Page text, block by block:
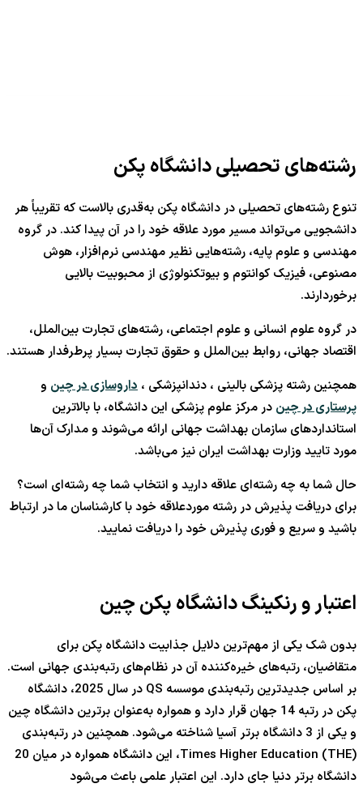
رشته‌های تحصیلی دانشگاه پکن
تنوع رشته‌های تحصیلی در دانشگاه پکن به‌قدری بالاست که تقریباً هر
دانشجویی می‌تواند مسیر مورد علاقه خود را در آن پیدا کند. در گروه
مهندسی و علوم پایه، رشته‌هایی نظیر مهندسی نرم‌افزار، هوش
مصنوعی، فیزیک کوانتوم و بیوتکنولوژی از محبوبیت بالایی
برخوردارند.
در گروه علوم انسانی و علوم اجتماعی، رشته‌های تجارت بین‌الملل،
اقتصاد جهانی، روابط بین‌الملل و حقوق تجارت بسیار پرطرفدار هستند.
همچنین رشته پزشکی بالینی ، دندانپزشکی ، داروسازی در چین و
پرستاری در چین در مرکز علوم پزشکی این دانشگاه، با بالاترین
استانداردهای سازمان بهداشت جهانی ارائه می‌شوند و مدارک آن‌ها
مورد تایید وزارت بهداشت ایران نیز می‌باشد.
حال شما به چه رشته‌ای علاقه دارید و انتخاب شما چه رشته‌ای است؟
برای دریافت پذیرش در رشته موردعلاقه خود با کارشناسان ما در ارتباط
باشید و سریع و فوری پذیرش خود را دریافت نمایید.
اعتبار و رنکینگ دانشگاه پکن چین
بدون شک یکی از مهم‌ترین دلایل جذابیت دانشگاه پکن برای
متقاضیان، رتبه‌های خیره‌کننده آن در نظام‌های رتبه‌بندی جهانی است.
بر اساس جدیدترین رتبه‌بندی موسسه QS در سال 2025، دانشگاه
پکن در رتبه 14 جهان قرار دارد و همواره به‌عنوان برترین دانشگاه چین
و یکی از 3 دانشگاه برتر آسیا شناخته می‌شود. همچنین در رتبه‌بندی
Times Higher Education (THE)، این دانشگاه همواره در میان 20
دانشگاه برتر دنیا جای دارد. این اعتبار علمی باعث می‌شود